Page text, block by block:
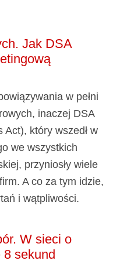
Jak DSA
w pełni
inaczej DSA
który wszedł w
we wszystkich
przyniosły wiele
A co za tym idzie,
i wątpliwości.
W sieci o
sekund